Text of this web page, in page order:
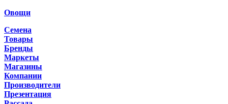
Овощи
Семена
Товары
Бренды
Маркеты
Магазины
Компании
Производители
Презентация